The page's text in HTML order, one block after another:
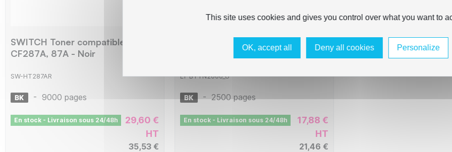
SWITCH Toner compatible avec
CF287A, 87A - Noir
SW-HT287AR
- 9000 pages
En stock - Livraison sous 24/48h
29,60 €
HT
35,53 €
TPS BTTN2000/TN2005 - Toner
compatible avec TN-350, 2000,
Noir
L1-BTTN2000_U
-2500 pages
En stock - Livraison sous 24/48h
17,88 €
HT
21,46 €
This site uses cookies and gives you control over what you want to
OK, accept all Deny all cookies Personalize